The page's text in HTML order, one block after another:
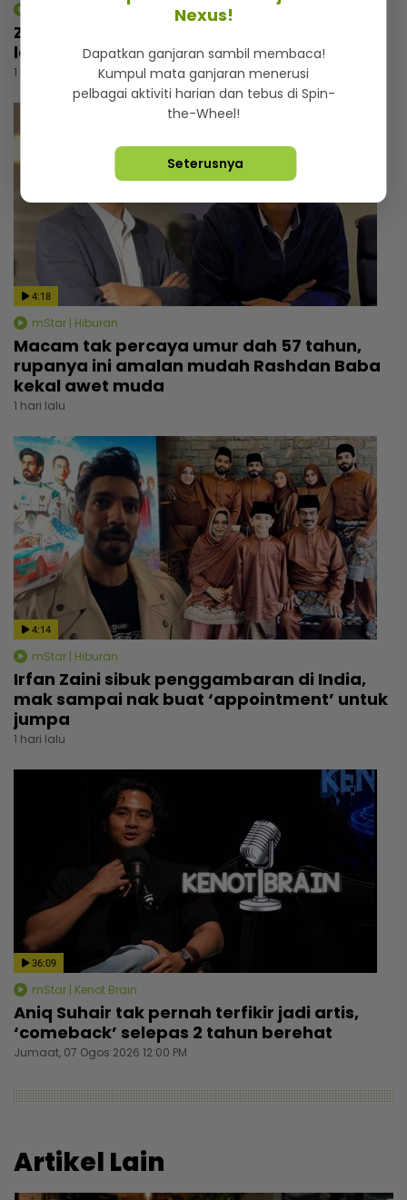
Zizan Razak rancang wujudkan platform
lawak, beri bayangan ‘comeback’ Jozan
1 hari lalu
4:18
mStar | Hiburan
Macam tak percaya umur dah 57 tahun,
rupanya ini amalan mudah Rashdan Baba
kekal awet muda
1 hari lalu
4:14
mStar | Hiburan
Irfan Zaini sibuk penggambaran di India,
mak sampai nak buat ‘appointment’ untuk
jumpa
1 hari lalu
36:09
mStar | Kenot Brain
Aniq Suhair tak pernah terfikir jadi artis,
‘comeback’ selepas 2 tahun berehat
Jumaat, 07 Ogos 2026 12:00 PM
Artikel Lain
Nexus!
Dapatkan ganjaran sambil membaca!
Kumpul mata ganjaran menerusi
pelbagai aktiviti harian dan tebus di Spin-
the-Wheel!
Seterusnya